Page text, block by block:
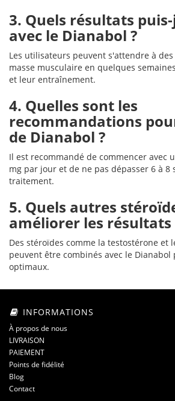
3. Quels résultats
avec le Dianabol ?
Les utilisateurs peuvent s'attendre à des
masse musculaire en quelques
et leur entraînement.
4. Quelles sont les
recommandations
de Dianabol ?
Il est recommandé de commencer avec
mg par jour et de ne pas dépasser 6 à 8
traitement.
5. Quels autres
améliorer les résultats
Des stéroïdes comme la testostérone et
peuvent être combinés avec le
optimaux.
INFORMATIONS
À propos de nous
LIVRAISON
PAIEMENT
Points de fidélité
Blog
Contact